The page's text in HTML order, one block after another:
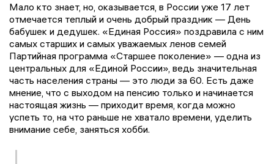
Мало кто знает, но, оказывается, в России уже 17 лет
отмечается теплый и очень добрый праздник — День
бабушек и дедушек. «Единая Россия» поздравила с ним
самых старших и самых уважаемых ленов семей
Партийная программа «Старшее поколение» — одна из
центральных для «Единой России», ведь значительная
часть населения страны — это люди за 60. Есть даже
мнение, что с выходом на пенсию только и начинается
настоящая жизнь — приходит время, когда можно
успеть то, на что раньше не хватало времени, уделить
внимание себе, заняться хобби.